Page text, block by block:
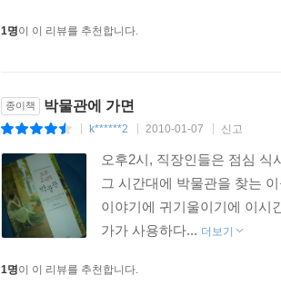
1명이 이 리뷰를 추천합니다.
종이책 박물관에 가면
k******2 2010-01-07 신고
오후2시, 직장인들은 점심 식
그 시간대에 박물관을 찾는
이야기에 귀기울이기에 이시
가가 사용하다... 더보기
1명이 이 리뷰를 추천합니다.